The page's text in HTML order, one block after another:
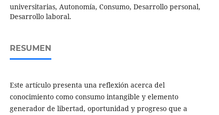
universitarias, Autonomía, Consumo, Desarrollo personal,
Desarrollo laboral.
RESUMEN
Este artículo presenta una reflexión acerca del
conocimiento como consumo intangible y elemento
generador de libertad, oportunidad y progreso que a